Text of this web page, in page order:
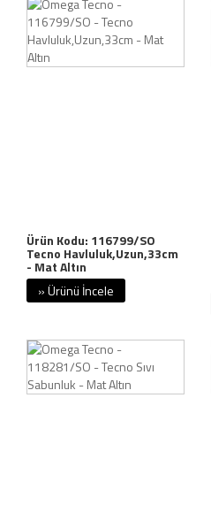
Ürün Kodu: 116799/SO
Tecno Havluluk,Uzun,33cm
- Mat Altın
» Ürünü İncele